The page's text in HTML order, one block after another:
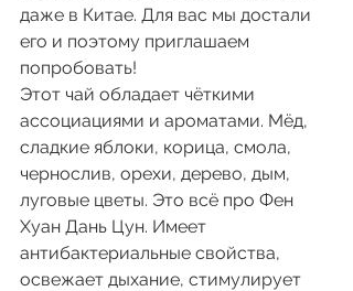
даже в Китае. Для вас мы достали
его и поэтому приглашаем
попробовать!
Этот чай обладает чёткими
ассоциациями и ароматами. Мёд,
сладкие яблоки, корица, смола,
чернослив, орехи, дерево, дым,
луговые цветы. Это всё про Фен
Хуан Дань Цун. Имеет
антибактериальные свойства,
освежает дыхание, стимулирует